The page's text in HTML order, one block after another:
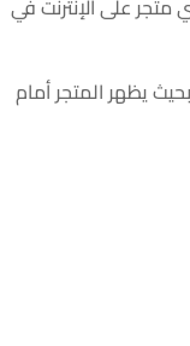
على الإنترنت في
يظهر المتجر أمام